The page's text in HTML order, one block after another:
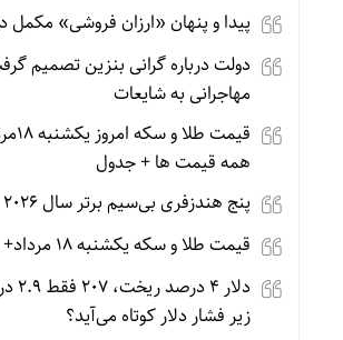
پیدا و پنهان «ارزان فروشی» مکمل
دولت درباره گرانی بنزین تصمیم
مهاجرانی به شایعات
قیمت
همه قیمت ها + جدول
پنج هندزفری بی‌سیم برتر سال ۲۰۲۶
قیمت طلا و سکه یکشنبه 18 مرداد+ جدول
زیر فشار دلار کوتاه می‌آید؟